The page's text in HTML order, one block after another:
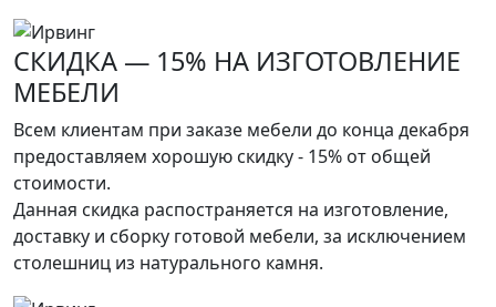
СКИДКА — 15% НА ИЗГОТОВЛЕНИЕ
МЕБЕЛИ
Всем клиентам при заказе мебели до конца декабря
предоставляем хорошую скидку - 15% от общей
стоимости.
Данная скидка распостраняется на изготовление,
доставку и сборку готовой мебели, за исключением
столешниц из натурального камня.